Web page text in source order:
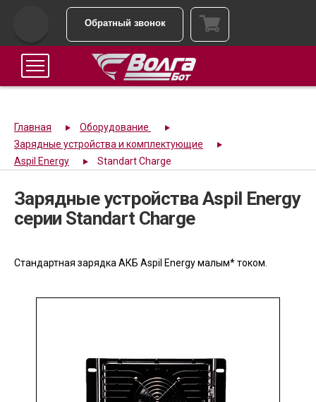
Обратный звонок
Главная
Оборудование
Зарядные устройства и комплектующие
Aspil Energy
Standart Charge
Зарядные устройства Aspil Energy
серии Standart Charge
Стандартная зарядка АКБ Aspil Energy малым* током.